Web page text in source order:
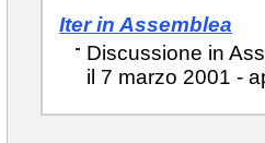
Iter in Assemblea
Discussione in
il 7 marzo 2001 -